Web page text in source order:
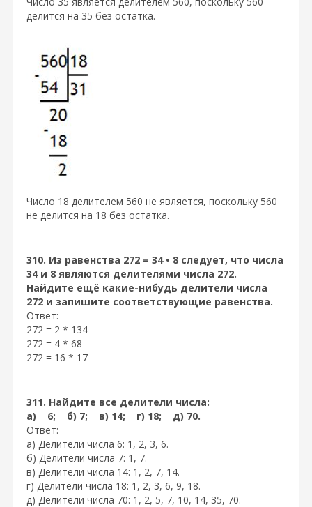
делится на 35 без остатка.
Число 18 делителем 560 не является, поскольку 560
не делится на 18 без остатка.
310. Из равенства 272 = 34 • 8 следует, что числа
34 и 8 являются делителями числа 272.
Найдите ещё какие-нибудь делители числа
272 и запишите соответствующие равенства.
Ответ:
272 = 2 * 134
272 = 4 * 68
272 = 16 * 17
311. Найдите все делители числа:
а) 6; б) 7; в) 14; г) 18; д) 70.
Ответ:
а) Делители числа 6: 1, 2, 3, 6.
б) Делители числа 7: 1, 7.
в) Делители числа 14: 1, 2, 7, 14.
г) Делители числа 18: 1, 2, 3, 6, 9, 18.
д) Делители числа 70: 1, 2, 5, 7, 10, 14, 35, 70.